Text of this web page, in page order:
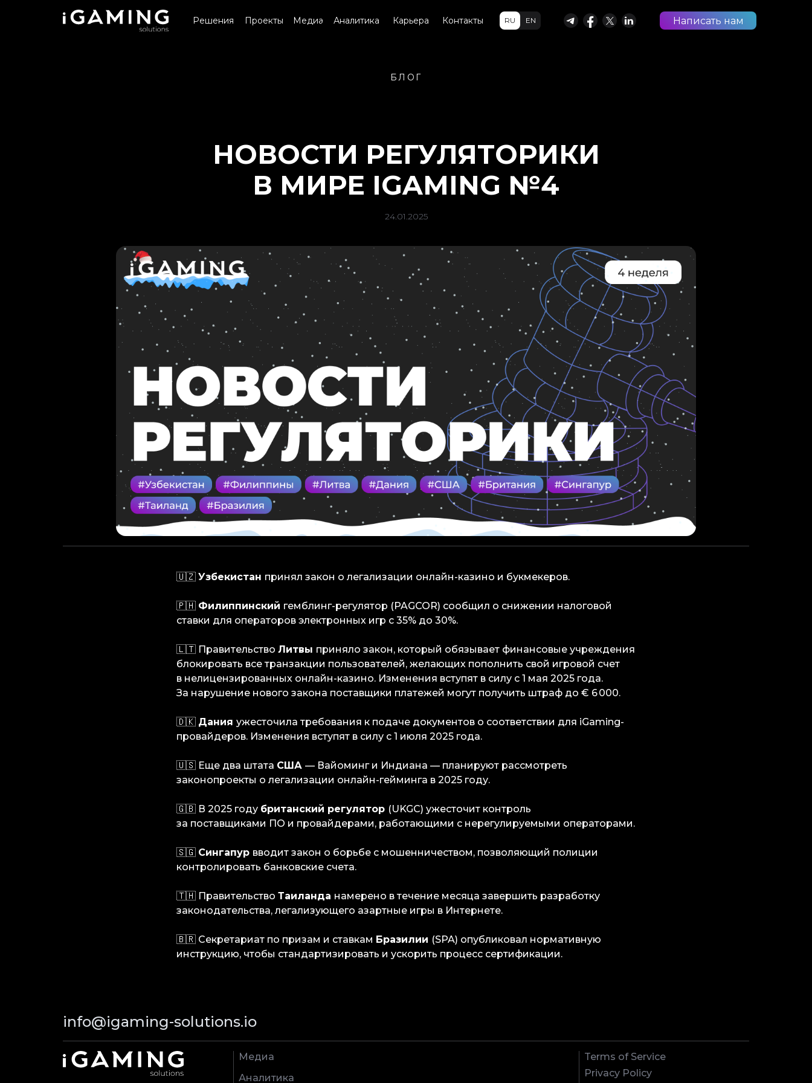
Написать нам
RU EN
Решения Проекты Медиа Аналитика Контакты
Карьера
БЛОГ
НОВОСТИ РЕГУЛЯТОРИКИ
В МИРЕ IGAMING №4
24.01.2025
🇺🇿 Узбекистан принял закон о легализации онлайн-казино и букмекеров.
🇵🇭 Филиппинский гемблинг-регулятор (PAGCOR) сообщил о снижении налоговой
ставки для операторов электронных игр с 35% до 30%.
🇱🇹 Правительство Литвы приняло закон, который обязывает финансовые учреждения
блокировать все транзакции пользователей, желающих пополнить свой игровой счет
в нелицензированных онлайн-казино. Изменения вступят в силу с 1 мая 2025 года.
За нарушение нового закона поставщики платежей могут получить штраф до € 6 000.
🇩🇰 Дания ужесточила требования к подаче документов о соответствии для iGaming-
провайдеров. Изменения вступят в силу с 1 июля 2025 года.
🇺🇸 Еще два штата США — Вайоминг и Индиана — планируют рассмотреть
законопроекты о легализации онлайн-гейминга в 2025 году.
🇬🇧 В 2025 году британский регулятор (UKGC) ужесточит контроль
за поставщиками ПО и провайдерами, работающими с нерегулируемыми операторами.
🇸🇬 Сингапур вводит закон о борьбе с мошенничеством, позволяющий полиции
контролировать банковские счета.
🇹🇭 Правительство Таиланда намерено в течение месяца завершить разработку
законодательства, легализующего азартные игры в Интернете.
🇧🇷 Секретариат по призам и ставкам Бразилии (SPA) опубликовал нормативную
инструкцию, чтобы стандартизировать и ускорить процесс сертификации.
info@igaming-solutions.io
Аналитика
Медиа
Terms of Service
Privacy Policy